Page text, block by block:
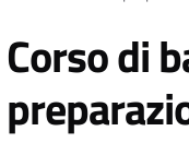
Corso di